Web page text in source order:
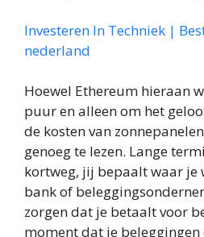
Investeren In Techniek |
nederland
Hoewel Ethereum hieraan
puur en alleen om het
de kosten van
genoeg te lezen. Lange
kortweg, jij bepaalt waar je
bank of
zorgen dat je betaalt voor
moment dat je